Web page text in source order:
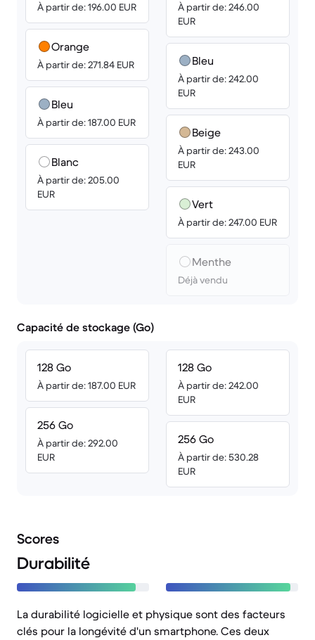
À partir de: 196.00 EUR
Orange
À partir de: 271.84 EUR
Bleu
À partir de: 187.00 EUR
Blanc
À partir de: 205.00
EUR
À partir de: 246.00
EUR
Bleu
À partir de: 242.00
EUR
Beige
À partir de: 243.00
EUR
Vert
À partir de: 247.00 EUR
Menthe
Déjà vendu
Capacité de stockage (Go)
128 Go
À partir de: 187.00 EUR
256 Go
À partir de: 292.00
EUR
128 Go
À partir de: 242.00
EUR
256 Go
À partir de: 530.28
EUR
Scores
Durabilité
La durabilité logicielle et physique sont des facteurs
clés pour la longévité d'un smartphone. Ces deux